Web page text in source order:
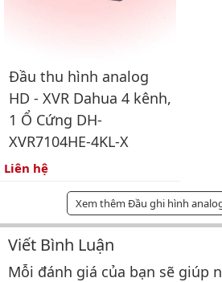
Đầu thu hình analog
HD - XVR Dahua 4 kênh,
1 Ổ Cứng DH-
XVR7104HE-4KL-X
Liên hệ
Xem thêm Đầu ghi hình
Bình luận &
Viết Bình Luận
Mỗi đánh giá của bạn sẽ giúp